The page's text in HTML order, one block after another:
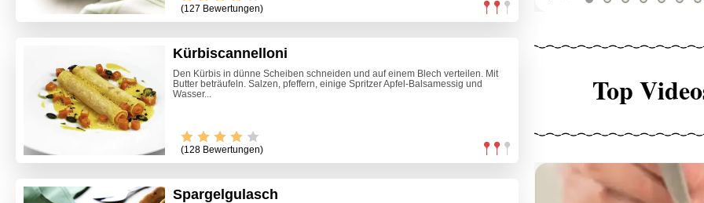
(127 Bewertungen)
Kürbiscannelloni
Den Kürbis in dünne Scheiben schneiden und auf einem Blech verteilen. Mit
Butter beträufeln. Salzen, pfeffern, einige Spritzer Apfel-Balsamessig und
Wasser...
(128 Bewertungen)
Spargelgulasch
Top